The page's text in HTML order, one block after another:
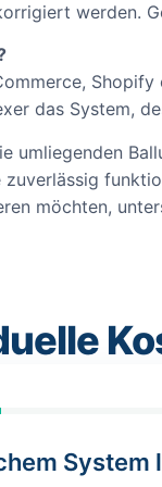
werden.
das System,
umliegenden
möchten,
System